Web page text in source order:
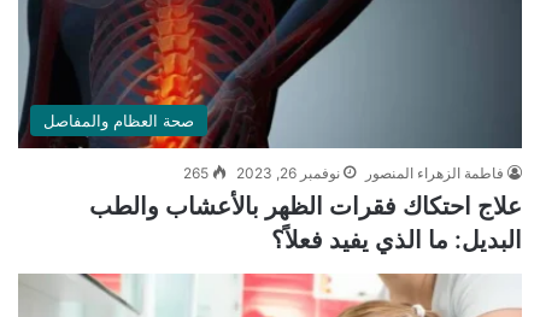
صحة العظام والمفاصل
فاطمة الزهراء المنصور نوفمبر 26, 2023 265
علاج احتكاك فقرات الظهر بالأعشاب والطب
البديل: ما الذي يفيد فعلاً؟